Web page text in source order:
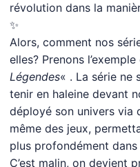
révolution dans la
✨
Alors, comment nos
elles? Prenons l’exemple
Légendes« . La série ne
tenir en haleine devant
déployé son univers via
même des jeux,
plus profondément dans
C’est malin, on devient